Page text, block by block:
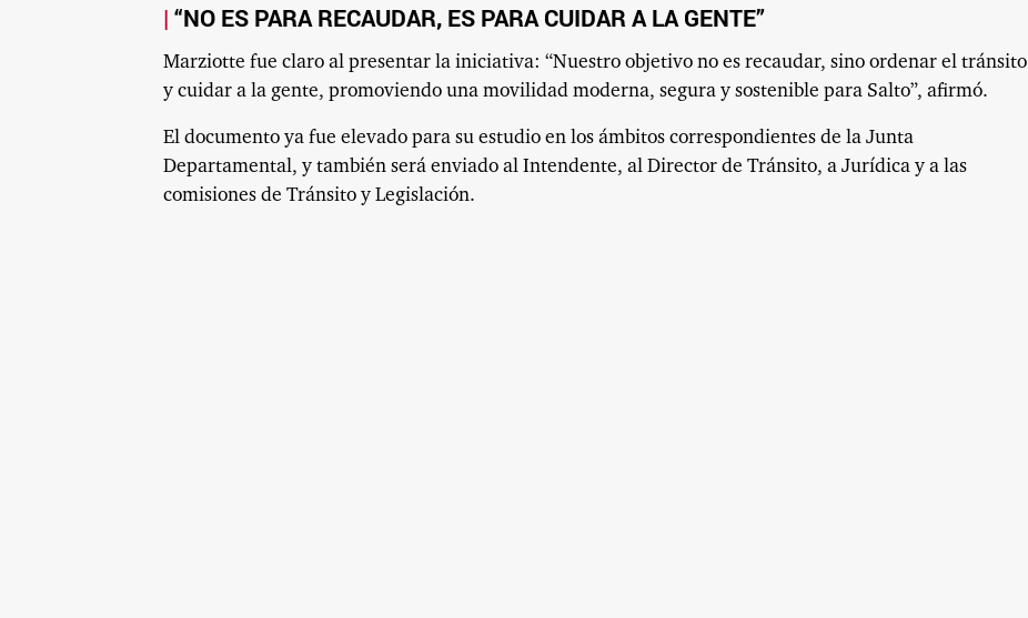
“NO ES PARA RECAUDAR, ES PARA CUIDAR A LA GENTE”
Marziotte fue claro al presentar la iniciativa: “Nuestro objetivo no es recaudar, sino ordenar el tránsito
y cuidar a la gente, promoviendo una movilidad moderna, segura y sostenible para Salto”, afirmó.
El documento ya fue elevado para su estudio en los ámbitos correspondientes de la Junta
Departamental, y también será enviado al Intendente, al Director de Tránsito, a Jurídica y a las
comisiones de Tránsito y Legislación.